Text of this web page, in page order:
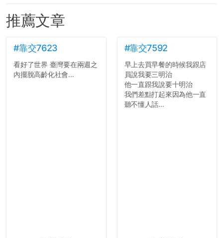
推薦文章
#靠交7623
看好了世界 臺灣要在兩週之
內擺脫高齡化社會...
#靠交7592
早上去買早餐的時候我跟店
員說我要三明治
他一直跟我說要十明治
我們差點打起來因為他一直
聽不懂人話...